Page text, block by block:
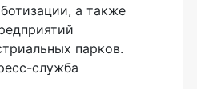
а также
парков.
служба